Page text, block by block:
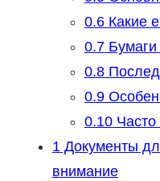
0.6Какие
0.7Бумаги
0.8
0.9
0.10Часто
1Документы
внимание